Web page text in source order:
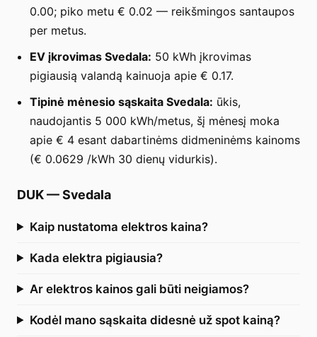
0.00; piko metu € 0.02 — reikšmingos santaupos
per metus.
EV įkrovimas Svedala: 50 kWh įkrovimas
pigiausią valandą kainuoja apie € 0.17.
Tipinė mėnesio sąskaita Svedala: ūkis,
naudojantis 5 000 kWh/metus, šį mėnesį moka
apie € 4 esant dabartinėms didmeninėms kainoms
(€ 0.0629 /kWh 30 dienų vidurkis).
DUK—Svedala
Kaip nustatoma elektros kaina?
Kada elektra pigiausia?
Ar elektros kainos gali būti neigiamos?
Kodėl mano sąskaita didesnė už spot kainą?